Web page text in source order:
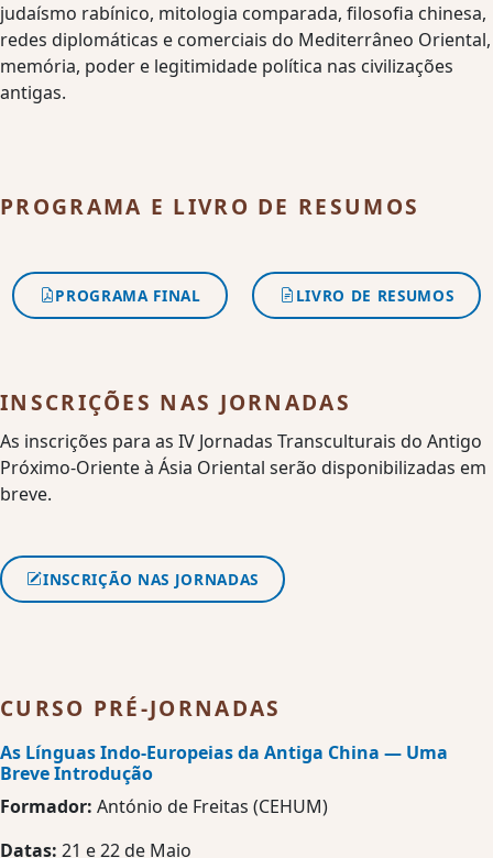
judaísmo rabínico, mitologia comparada, filosofia chinesa,
redes diplomáticas e comerciais do Mediterrâneo Oriental,
memória, poder e legitimidade política nas civilizações
antigas.
PROGRAMA E LIVRO DE RESUMOS
PROGRAMA FINAL LIVRO DE RESUMOS
INSCRIÇÕES NAS JORNADAS
As inscrições para as IV Jornadas Transculturais do Antigo
Próximo-Oriente à Ásia Oriental serão disponibilizadas em
breve.
INSCRIÇÃO NAS JORNADAS
CURSO PRÉ-JORNADAS
As Línguas Indo-Europeias da Antiga China — Uma
Breve Introdução
Formador: António de Freitas (CEHUM)
Datas: 21 e 22 de Maio